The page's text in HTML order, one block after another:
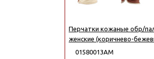
Перчатки кожаные обр/
женские (коричнево-
01580013АМ